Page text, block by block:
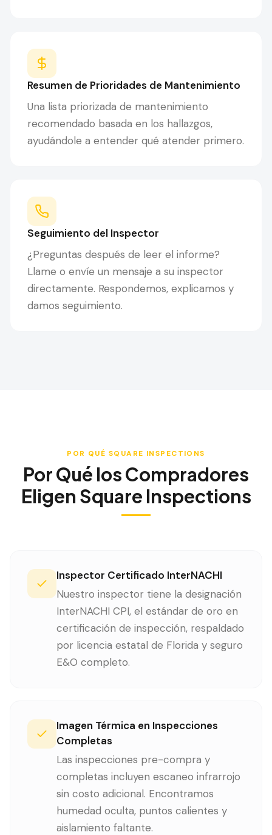
Resumen de Prioridades de Mantenimiento
Una lista priorizada de mantenimiento
recomendado basada en los hallazgos,
ayudándole a entender qué atender primero.
Seguimiento del Inspector
¿Preguntas después de leer el informe?
Llame o envíe un mensaje a su inspector
directamente. Respondemos, explicamos y
damos seguimiento.
POR QUÉ SQUARE INSPECTIONS
Por Qué los Compradores
Eligen Square Inspections
Inspector Certificado InterNACHI
Nuestro inspector tiene la designación
InterNACHI CPI, el estándar de oro en
certificación de inspección, respaldado
por licencia estatal de Florida y seguro
E&O completo.
Imagen Térmica en Inspecciones
Completas
Las inspecciones pre-compra y
completas incluyen escaneo infrarrojo
sin costo adicional. Encontramos
humedad oculta, puntos calientes y
aislamiento faltante.